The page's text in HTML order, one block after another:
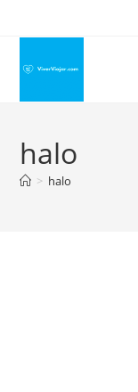
conteúdo
halo
> halo